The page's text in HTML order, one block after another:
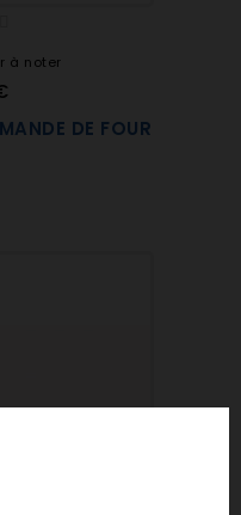
à noter
DE FOUR